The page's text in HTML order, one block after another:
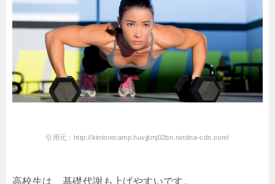
引用元：http://kintorecamp.huvjjtmj02bn.netdna-cdn.com/
高校生は、基礎代謝も上げやすいです。